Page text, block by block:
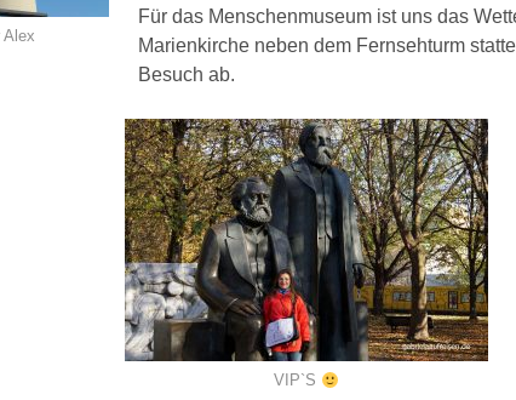
Alex
Für das Menschenmuseum ist uns das
Marienkirche neben dem Fernsehturm
Besuch ab.
VIP`S